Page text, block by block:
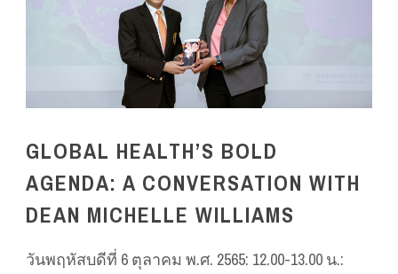
GLOBAL HEALTH’S BOLD
AGENDA: A CONVERSATION WITH
DEAN MICHELLE WILLIAMS
วันพฤหัสบดีที่ 6 ตุลาคม พ.ศ. 2565: 12.00-13.00 น.: